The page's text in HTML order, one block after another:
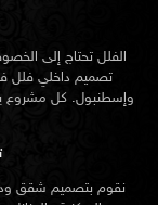
الفلل تحتاج إلى
تصميم داخلي فلل
وإسطنبول. كل مشروع
نقوم بتصميم شقق